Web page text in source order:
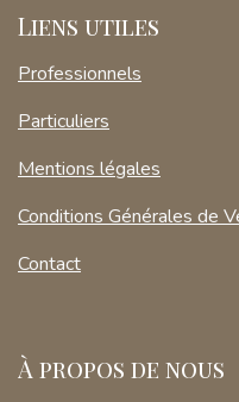
Liens utiles
Professionnels
Particuliers
Mentions légales
Conditions Générales de
Contact
À propos de nous